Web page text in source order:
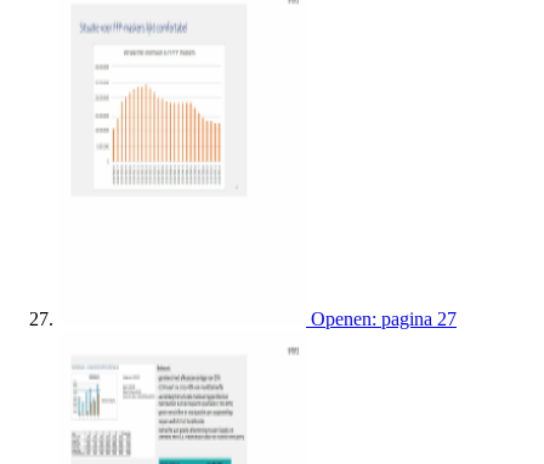
Openen: pagina 27